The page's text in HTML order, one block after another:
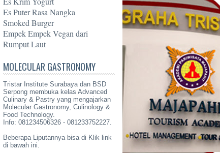
Es Puter Rasa Nangka
Smoked Burger
Empek Empek Vegan dari
Rumput Laut
MOLECULAR GASTRONOMY
Tristar Institute Surabaya dan BSD
Serpong membuka kelas Advanced
Culinary & Pastry yang mengajarkan
Molecular Gastronomy, Culinology &
Food Technology.
Info: 081234506326 - 081233752227.
Beberapa Liputannya bisa di Klik link
di bawah ini.